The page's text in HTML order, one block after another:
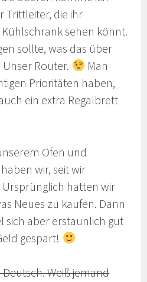
Trittleiter, die ihr
sehen könnt.
sollte, was das über
Router.
Man
Prioritäten haben,
ein extra Regalbrett
Ofen und
wir, seit wir
hatten wir
Neues zu kaufen. Dann
sich aber erstaunlich gut
gespart!
Weiß jemand